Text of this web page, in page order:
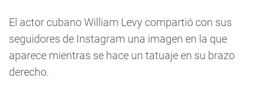
El actor cubano William Levy compartió con sus
seguidores de Instagram una imagen en la que
aparece mientras se hace un tatuaje en su brazo
derecho.